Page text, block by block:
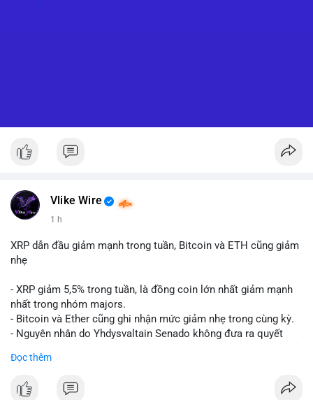
Vlike Wire
1 h
XRP dẫn đầu giảm mạnh trong tuần, Bitcoin và ETH cũng giảm
nhẹ
- XRP giảm 5,5% trong tuần, là đồng coin lớn nhất giảm mạnh
nhất trong nhóm majors.
- Bitcoin và Ether cũng ghi nhận mức giảm nhẹ trong cùng kỳ.
- Nguyên nhân do Yhdysvaltain Senado không đưa ra quyết
hè, đẩy việc thảo luận sang tháng 9.
XRP và Ripple, ảnh hưởng đến tâm lý nhà đầu tư.
Đọc thêm